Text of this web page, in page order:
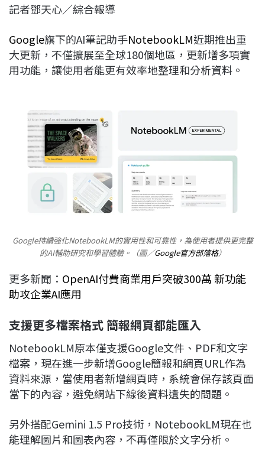
c
b
o
o
n
r
a
d
s
n
e
d
I
L
i
n
記者鄧天心／綜合報導
Google旗下的AI筆記助手NotebookLM近期推出重
大更新，不僅擴展至全球180個地區，更新增多項實
用功能，讓使用者能更有效率地整理和分析資料。
Google持續強化NotebookLM的實用性和可靠性，為使用者提供更完整
的AI輔助研究和學習體驗。（圖／Google官方部落格）
更多新聞： OpenAI付費商業用戶突破300萬 新功能
助攻企業AI應用
支援更多檔案格式 簡報網頁都能匯入
NotebookLM原本僅支援Google文件、PDF和文字
檔案，現在進一步新增Google簡報和網頁URL作為
資料來源，當使用者新增網頁時，系統會保存該頁面
當下的內容，避免網站下線後資料遺失的問題。
另外搭配Gemini 1.5 Pro技術，NotebookLM現在也
能理解圖片和圖表內容，不再僅限於文字分析。